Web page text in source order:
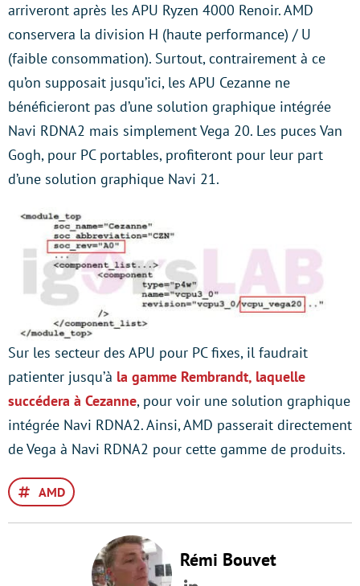
arriveront après les APU Ryzen 4000 Renoir. AMD
conservera la division H (haute performance) / U
(faible consommation). Surtout, contrairement à ce
qu’on supposait jusqu’ici, les APU Cezanne ne
bénéficieront pas d’une solution graphique intégrée
Navi RDNA2 mais simplement Vega 20. Les puces Van
Gogh, pour PC portables, profiteront pour leur part
d’une solution graphique Navi 21.
Sur les secteur des APU pour PC fixes, il faudrait
patienter jusqu’à la gamme Rembrandt, laquelle
succédera à Cezanne, pour voir une solution graphique
intégrée Navi RDNA2. Ainsi, AMD passerait directement
de Vega à Navi RDNA2 pour cette gamme de produits.
AMD
Rémi Bouvet